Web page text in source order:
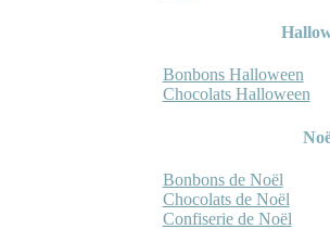
Bonbons Halloween
Chocolats Halloween
Bonbons de Noël
Chocolats de Noël
Confiserie de Noël